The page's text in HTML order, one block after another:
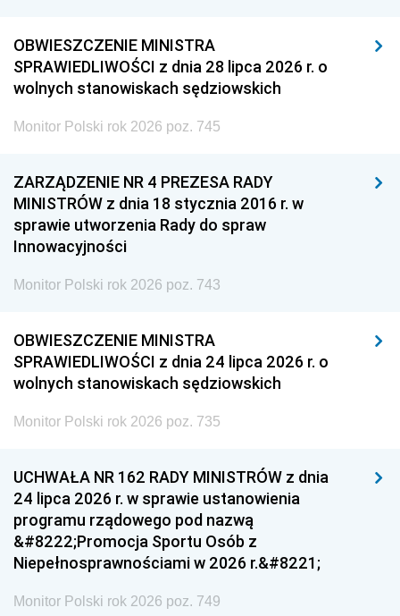
OBWIESZCZENIE MINISTRA
SPRAWIEDLIWOŚCI z dnia 28 lipca 2026 r. o
wolnych stanowiskach sędziowskich
Monitor Polski rok 2026 poz. 745
ZARZĄDZENIE NR 4 PREZESA RADY
MINISTRÓW z dnia 18 stycznia 2016 r. w
sprawie utworzenia Rady do spraw
Innowacyjności
Monitor Polski rok 2026 poz. 743
OBWIESZCZENIE MINISTRA
SPRAWIEDLIWOŚCI z dnia 24 lipca 2026 r. o
wolnych stanowiskach sędziowskich
Monitor Polski rok 2026 poz. 735
UCHWAŁA NR 162 RADY MINISTRÓW z dnia
24 lipca 2026 r. w sprawie ustanowienia
programu rządowego pod nazwą
&#8222;Promocja Sportu Osób z
Niepełnosprawnościami w 2026 r.&#8221;
Monitor Polski rok 2026 poz. 749